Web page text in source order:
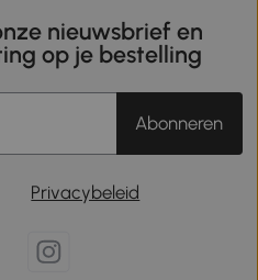
nieuwsbrief en
op je bestelling
Abonneren
Privacybeleid